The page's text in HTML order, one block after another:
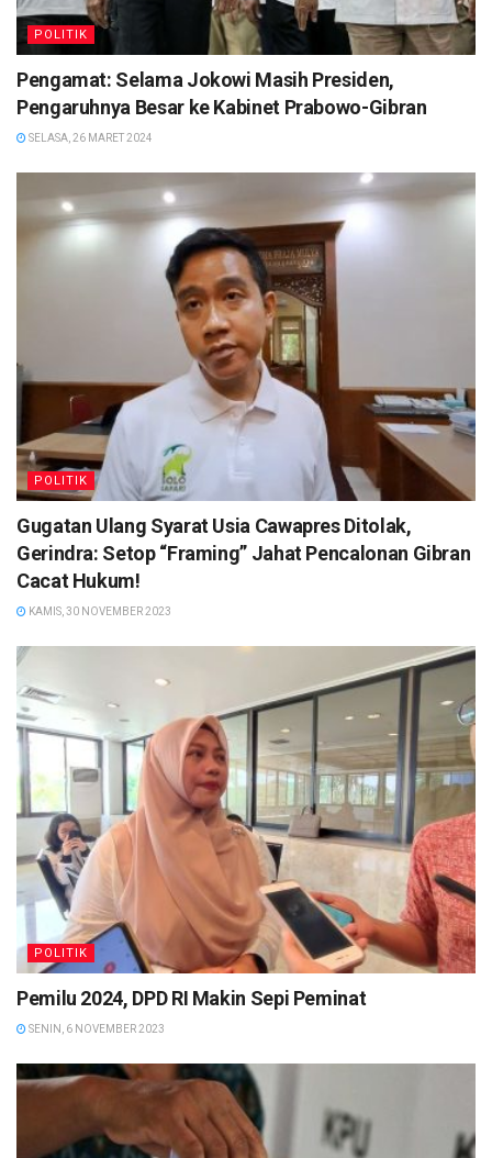
POLITIK
Pengamat: Selama Jokowi Masih Presiden,
Pengaruhnya Besar ke Kabinet Prabowo-Gibran
SELASA, 26 MARET 2024
POLITIK
Gugatan Ulang Syarat Usia Cawapres Ditolak,
Gerindra: Setop “Framing” Jahat Pencalonan Gibran
Cacat Hukum!
KAMIS, 30 NOVEMBER 2023
POLITIK
Pemilu 2024, DPD RI Makin Sepi Peminat
SENIN, 6 NOVEMBER 2023